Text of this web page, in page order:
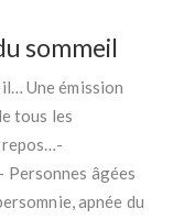
sommeil
Une émission
tous les
repos…-
âgées
apnée du